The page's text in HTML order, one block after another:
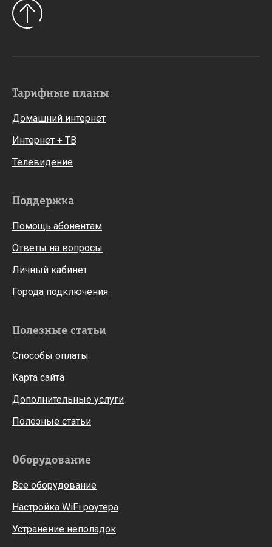
Тарифные планы
Домашний интернет
Интернет + ТВ
Телевидение
Поддержка
Помощь абонентам
Ответы на вопросы
Личный кабинет
Города подключения
Полезные статьи
Способы оплаты
Карта сайта
Дополнительные услуги
Полезные статьи
Оборудование
Все оборудование
Настройка WiFi роутера
Устранение неполадок